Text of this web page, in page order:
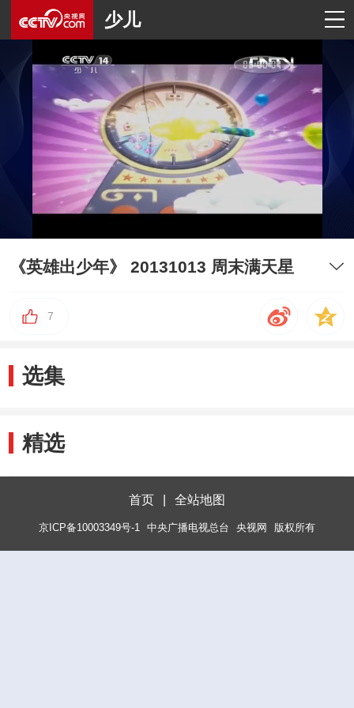
少儿
《英雄出少年》 20131013 周末满天星
7
选集
精选
首页 全站地图
京ICP备10003349号-1 中央广播电视总台 央视网 版权所有